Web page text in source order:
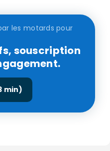
les motards pour
souscription
min)